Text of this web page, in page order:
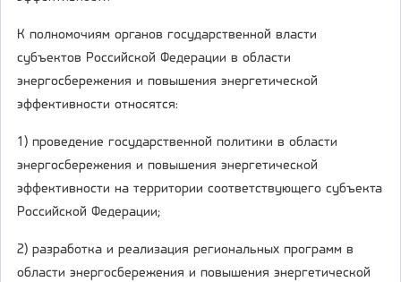
К полномочиям органов государственной власти
субъектов Российской Федерации в области
энергосбережения и повышения энергетической
эффективности относятся:
1) проведение государственной политики в области
энергосбережения и повышения энергетической
эффективности на территории соответствующего субъекта
Российской Федерации;
2) разработка и реализация региональных программ в
области энергосбережения и повышения энергетической